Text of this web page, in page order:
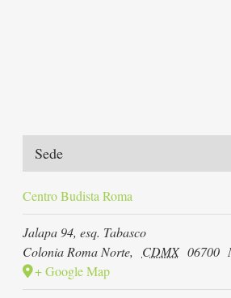
Sede
Centro Budista Roma
Jalapa 94, esq. Tabasco
Colonia Roma Norte, CDMX 06700
+ Google Map